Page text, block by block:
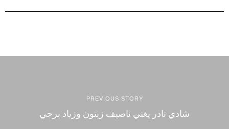
PREVIOUS STORY
شادي نادر يغني ناصيف زيتون وزياد برجي